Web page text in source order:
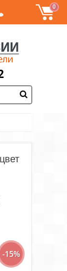
0
180
-15%